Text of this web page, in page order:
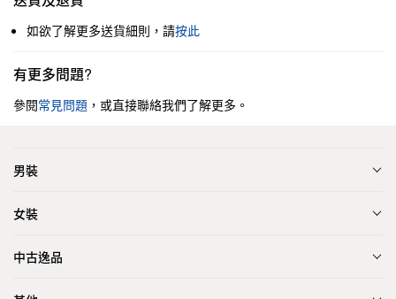
如欲了解更多送貨細則，請按此
有更多問題?
參閱常見問題 ，或直接聯絡我們了解更多。
男裝
女裝
中古逸品